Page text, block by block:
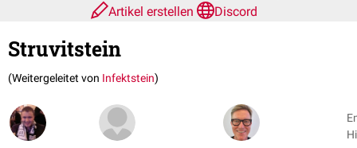
Artikel erstellen
Discord
Struvitstein
(Weitergeleitet von Infektstein)